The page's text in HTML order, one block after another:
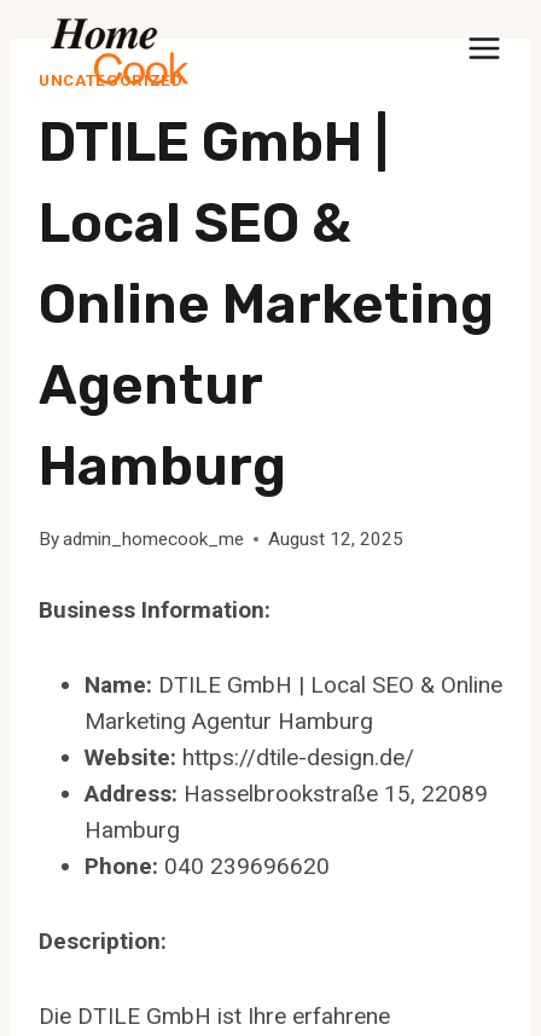
contentUNCATEGORIZED
DTILE GmbH |
Local SEO &
Online Marketing
Agentur
Hamburg
Byadmin_homecook_me August 12, 2025
Business Information:
Name: DTILE GmbH | Local SEO & Online
Marketing Agentur Hamburg
Website: https://dtile-design.de/
Address: Hasselbrookstraße 15, 22089
Hamburg
Phone: 040 239696620
Description:
Die DTILE GmbH ist Ihre erfahrene